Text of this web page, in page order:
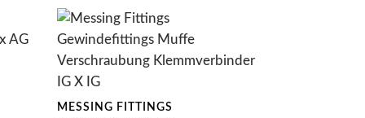
MESSING FITTINGS